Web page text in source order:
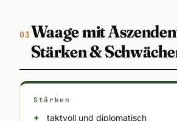
Waage mit
Stärken &
Stärken
taktvoll und diplomatisch